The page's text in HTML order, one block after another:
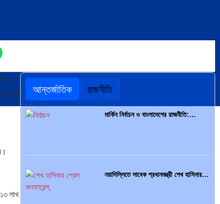
৪
ছাত্রী
১৩ লাখ
আন্তর্জাতিক রাজনীতি
মার্কিন নির্বাচন ও বাংলাদেশের রাজনীতি:…
নয়াদিল্লিতে সাবেক প্রধানমন্ত্রী শেখ হাসিনার…